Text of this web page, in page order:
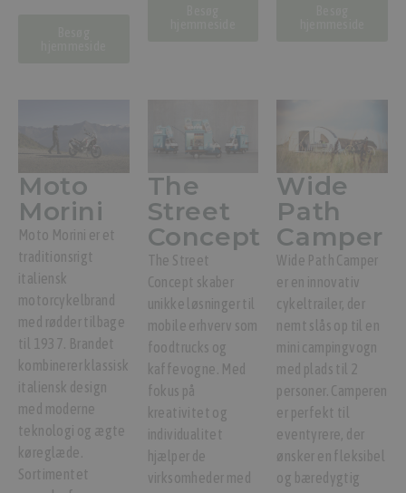
Moto
Morini
Moto Morini er et
traditionsrigt
italiensk
motorcykelbrand
med rødder tilbage
til 1937. Brandet
kombinerer klassisk
italiensk design
med moderne
teknologi og ægte
køreglæde.
Sortimentet
The
Street
Concept
The Street
Concept skaber
unikke løsninger til
mobile erhverv som
foodtrucks og
kaffevogne. Med
fokus på
kreativitet og
individualitet
hjælper de
virksomheder med
Wide
Path
Camper
Wide Path Camper
er en innovativ
cykeltrailer, der
nemt slås op til en
mini campingvogn
med plads til 2
personer. Camperen
er perfekt til
eventyrere, der
ønsker en fleksibel
og bæredygtig